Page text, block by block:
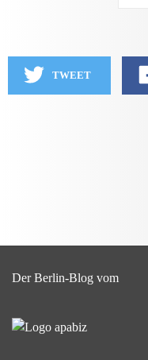
TWEET
Der Berlin-Blog vom